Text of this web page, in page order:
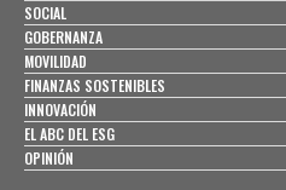
SOCIAL
GOBERNANZA
MOVILIDAD
FINANZAS SOSTENIBLES
INNOVACIÓN
EL ABC DEL ESG
OPINIÓN